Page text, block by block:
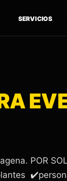
SERVICIOS
POR